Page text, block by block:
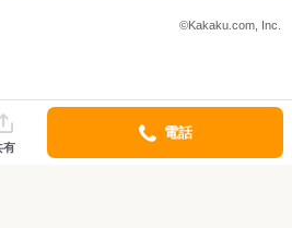
©Kakaku.com, Inc.
有
電話